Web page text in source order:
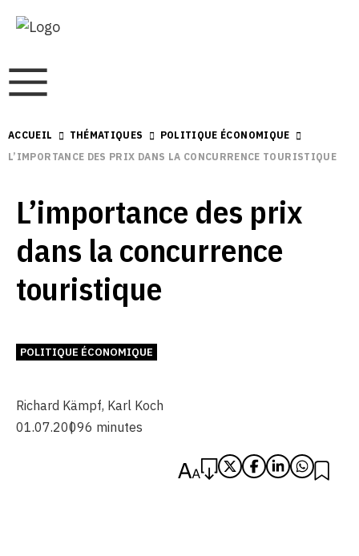
ACCUEIL THÉMATIQUES
POLITIQUE ÉCONOMIQUE
L’IMPORTANCE DES PRIX DANS LA CONCURRENCE TOURISTIQUE
L’importance des prix
dans la concurrence
touristique
POLITIQUE ÉCONOMIQUE
Richard Kämpf, Karl Koch
01.07.20096 minutes